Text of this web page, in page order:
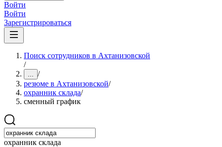
Войти
Войти
Зарегистрироваться
Поиск сотрудников в Ахтанизовской
/
... /
резюме в Ахтанизовской/
охранник склада/
сменный график
охранник склада